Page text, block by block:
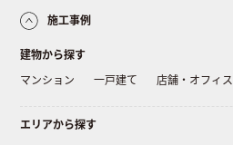
施工事例
建物から探す
マンション
一戸建て 店舗・オフィス
エリアから探す